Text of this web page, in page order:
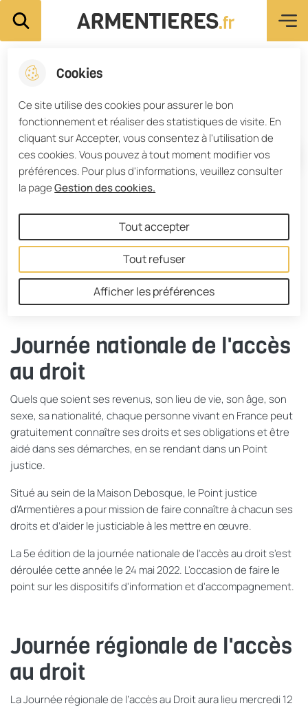
Cookies
Ce site utilise des cookies pour assurer le bon
fonctionnement et réaliser des statistiques de visite. En
cliquant sur Accepter, vous consentez à l'utilisation de
ces cookies. Vous pouvez à tout moment modifier vos
préférences. Pour plus d'informations, veuillez consulter
la pageGestion des cookies.
Afficher les préférences
Tout accepter
Tout refuser
menu
Aller à la
recherche
Aller au
contenu
Consulter
Rechercher sur le site
Ville d'Armentières
Les événements du Point
justice
Accueil
année au sein du Point Justice...
Journée nationale de l'accès
au droit
Quels que soient ses revenus, son lieu de vie, son âge, son
sexe, sa nationalité, chaque personne vivant en France peut
gratuitement connaître ses droits et ses obligations et être
aidé dans ses démarches, en se rendant dans un Point
justice.
Situé au sein de la Maison Debosque, le Point justice
d'Armentièresa pour mission de faire connaître à chacun ses
droits et d’aider le justiciable à les mettre en œuvre.
La 5e édition de la journée nationale de l'accès au droit s'est
déroulée cette année le 24 mai 2022. L'occasion de faire le
point sur les dispositifs d'information et d'accompagnement.
Journée régionale de l'accès
au droit
La Journée régionale de l’accès au Droit aura lieu mercredi 12